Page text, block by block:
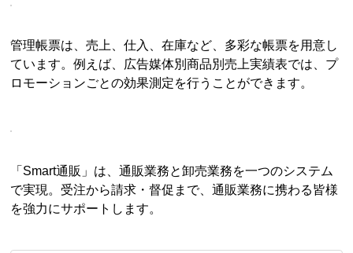
管理帳票は、売上、仕入、在庫など、多彩な帳票を用意し
ています。例えば、広告媒体別商品別売上実績表では、プ
ロモーションごとの効果測定を行うことができます。
「Smart通販」は、通販業務と卸売業務を一つのシステム
で実現。受注から請求・督促まで、通販業務に携わる皆様
を強力にサポートします。